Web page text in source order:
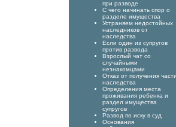
при разводе
С чего начинать спор о
разделе имущества
Устраняем недостойных
наследников от
наследства
Если один из супругов
против развода
Взрослый чат со
случайными
незнакомцами
Отказ от получения части
наследства
Определения места
проживания ребенка и
раздел имущества
супругов
Развод по иску в суд
Основания